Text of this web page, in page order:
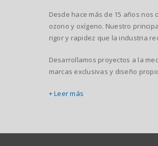
Desde hace más de 15 años
ozono y oxígeno. Nuestro
rigor y rapidez que la industria
Desarrollamos proyectos a la
marcas exclusivas y diseño
+ Leer más